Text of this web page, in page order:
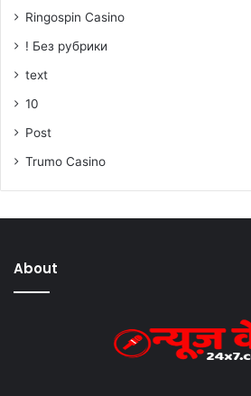
Ringospin Casino
! Без рубрики
text
10
Post
Trumo Casino
About